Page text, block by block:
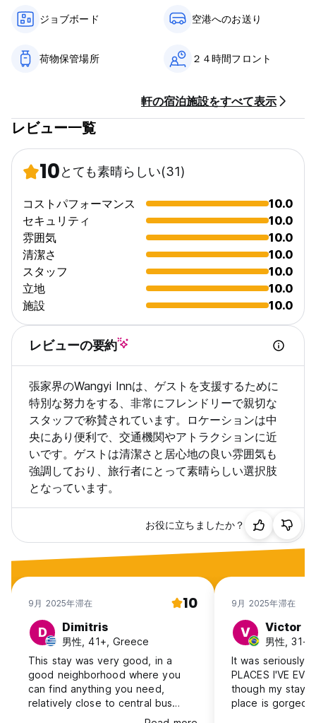
ジョブボード 空港へのお送り
荷物保管場所 ２４時間フロント
軒の宿泊施設をすべて表示
レビュー一覧
10とても素晴らしい(31)
コストパフォーマンス
10.0
セキュリティ
10.0
雰囲気
10.0
清潔さ
10.0
スタッフ
10.0
立地
10.0
施設
10.0
レビューの要約
張家界のWangyi Innは、ゲストを支援するために
特別な努力をする、非常にフレンドリーで親切な
スタッフで称賛されています。ロケーションは中
央にあり便利で、交通機関やアトラクションに近
いです。ゲストは清潔さと居心地の良い雰囲気も
強調しており、旅行者にとって素晴らしい選択肢
となっています。
お役に立ちましたか？
9月 2025年滞在 10
D Dimitris
男性, 41+, Greece
This stay was very good, in a
good neighborhood where you
can find anything you need,
relatively close to central bus
station and the cableway to
9月 2025年滞在
V Victor
男性, 31-
It was seriously
PLACES I'VE
though my stay
place is